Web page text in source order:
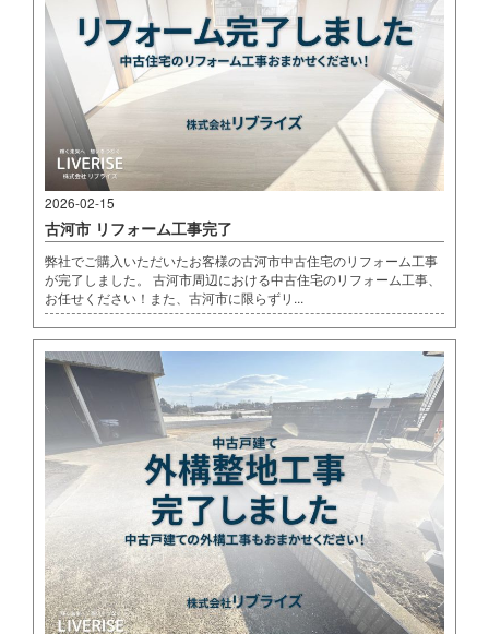
2026-02-15
古河市 リフォーム工事完了
弊社でご購入いただいたお客様の古河市中古住宅のリフォーム工事
が完了しました。 古河市周辺における中古住宅のリフォーム工事、
お任せください！また、古河市に限らずリ...